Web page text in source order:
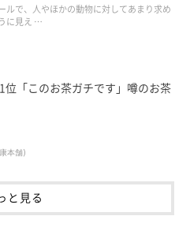
う飼い主さんの不安そうな様子
ルで、人やほかの動物に対してあまり求め
に見え …
位「このお茶ガチです」噂のお茶
本舗)
と見る